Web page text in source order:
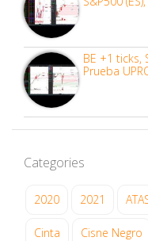
BE +1 ticks,
Prueba
Categories
2020 2021
Cinta Cisne Negro